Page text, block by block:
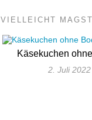
VIELLEICHT
Käsekuchen
2. Juli 2022